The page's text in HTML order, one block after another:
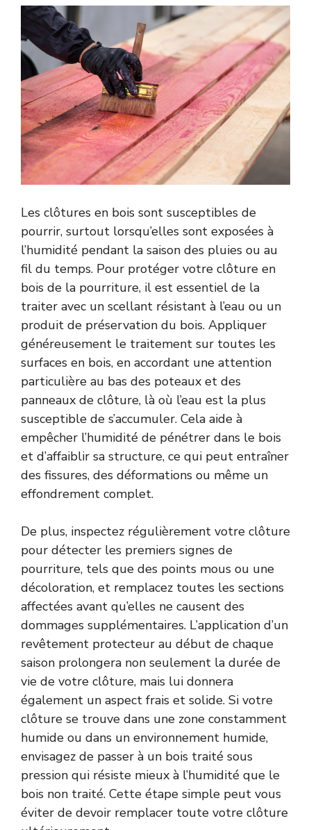
Les clôtures en bois sont susceptibles de
pourrir, surtout lorsqu’elles sont exposées à
l’humidité pendant la saison des pluies ou au
fil du temps. Pour protéger votre clôture en
bois de la pourriture, il est essentiel de la
traiter avec un scellant résistant à l’eau ou un
produit de préservation du bois. Appliquer
généreusement le traitement sur toutes les
surfaces en bois, en accordant une attention
particulière au bas des poteaux et des
panneaux de clôture, là où l’eau est la plus
susceptible de s’accumuler. Cela aide à
empêcher l’humidité de pénétrer dans le bois
et d’affaiblir sa structure, ce qui peut entraîner
des fissures, des déformations ou même un
effondrement complet.
De plus, inspectez régulièrement votre clôture
pour détecter les premiers signes de
pourriture, tels que des points mous ou une
décoloration, et remplacez toutes les sections
affectées avant qu’elles ne causent des
dommages supplémentaires. L’application d’un
revêtement protecteur au début de chaque
saison prolongera non seulement la durée de
vie de votre clôture, mais lui donnera
également un aspect frais et solide. Si votre
clôture se trouve dans une zone constamment
humide ou dans un environnement humide,
envisagez de passer à un bois traité sous
pression qui résiste mieux à l’humidité que le
bois non traité. Cette étape simple peut vous
éviter de devoir remplacer toute votre clôture